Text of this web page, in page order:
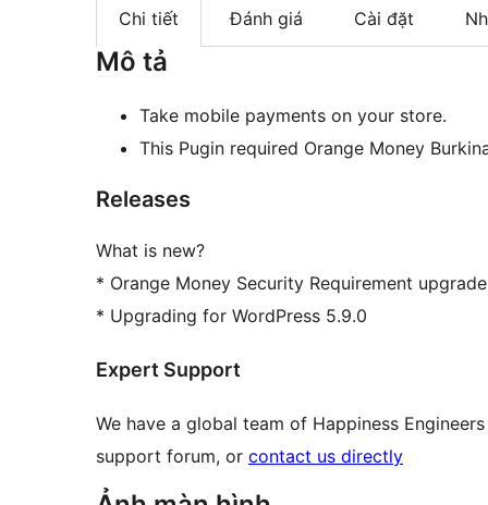
Chi tiết Đánh giá Cài đặt
Mô tả
Take mobile payments on your store.
This Pugin required Orange Money
Releases
What is new?
* Orange Money Security Requirement
* Upgrading for WordPress 5.9.0
Expert Support
We have a global team of Happiness
support forum, or contact us directly